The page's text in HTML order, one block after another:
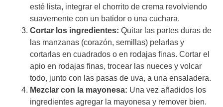
esté lista, integrar el chorrito de crema revolviendo
suavemente con un batidor o una cuchara.
Cortar los ingredientes: Quitar las partes duras de
las manzanas (corazón, semillas) pelarlas y
cortarlas en cuadrados o en rodajas finas. Cortar el
apio en rodajas finas, trocear las nueces y volcar
todo, junto con las pasas de uva, a una ensaladera.
Mezclar con la mayonesa: Una vez añadidos los
ingredientes agregar la mayonesa y remover bien.